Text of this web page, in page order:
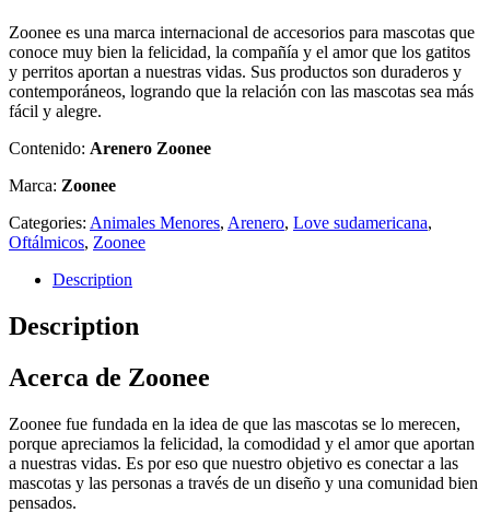
Zoonee es una marca internacional de accesorios para mascotas que
conoce muy bien la felicidad, la compañía y el amor que los gatitos
y perritos aportan a nuestras vidas. Sus productos son duraderos y
contemporáneos, logrando que la relación con las mascotas sea más
fácil y alegre.
Contenido: Arenero Zoonee
Marca: Zoonee
Categories: Animales Menores, Arenero, Love sudamericana,
Oftálmicos, Zoonee
Description
Description
Acerca de Zoonee
Zoonee fue fundada en la idea de que las mascotas se lo merecen,
porque apreciamos la felicidad, la comodidad y el amor que aportan
a nuestras vidas. Es por eso que nuestro objetivo es conectar a las
mascotas y las personas a través de un diseño y una comunidad bien
pensados.